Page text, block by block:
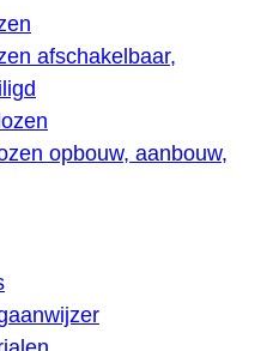
afschakelbaar,
opbouw, aanbouw,